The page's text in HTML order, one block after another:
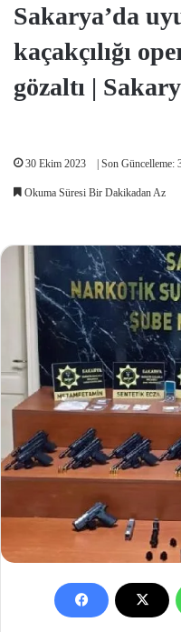
Sakarya’da
kaçakçılığı
gözaltı |
30 Ekim 2023 | Son Güncelleme:
Okuma Süresi Bir Dakikadan Az